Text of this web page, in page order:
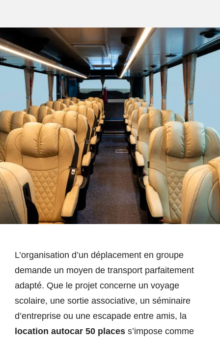
L’organisation d’un déplacement en groupe
demande un moyen de transport parfaitement
adapté. Que le projet concerne un voyage
scolaire, une sortie associative, un séminaire
d’entreprise ou une escapade entre amis, la
location autocar 50 places s’impose comme